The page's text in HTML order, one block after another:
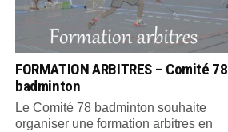
FORMATION ARBITRES – Comité 78
badminton
Le Comité 78 badminton souhaite
organiser une formation arbitres en